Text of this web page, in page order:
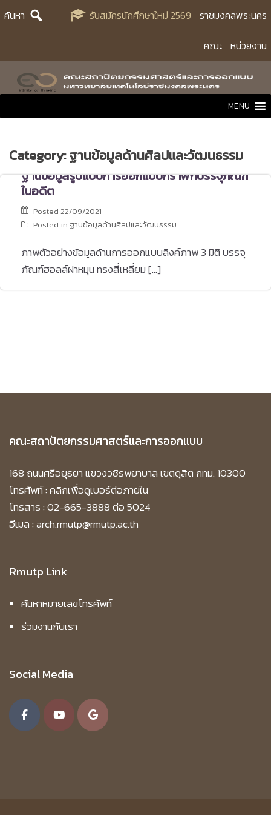
Skipค้นหา รับสมัครนักศึกษาใหม่ 2569 ราชมงคลพระนคร
คณะ หน่วยงาน
MENU
Category:ฐานข้อมูลด้านศิลปและวัฒนธรรม
ฐานข้อมูลรูปแบบการออกแบบกราฟิกบรรจุภัณฑ์
ในอดีต
Posted 22/09/2021
Posted in ฐานข้อมูลด้านศิลปและวัฒนธรรม
ภาพตัวอย่างข้อมูลด้านการออกแบบลิงค์ภาพ 3 มิติ บรรจุ
ภัณฑ์ฮอลล์ฝาหมุน ทรงสี่เหลี่ยม […]
คณะสถาปัตยกรรมศาสตร์และการออกแบบ
168 ถนนศรีอยุธยา แขวงวชิรพยาบาล เขตดุสิต กทม. 10300
โทรศัพท์ :คลิกเพื่อดูเบอร์ต่อภายใน
โทรสาร : 02-665-3888 ต่อ 5024
อีเมล : arch.rmutp@rmutp.ac.th
Rmutp Link
ค้นหาหมายเลขโทรศัพท์
ร่วมงานกับเรา
Social Media